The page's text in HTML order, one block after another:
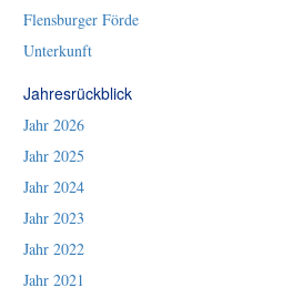
Flensburger Förde
Unterkunft
Jahresrückblick
Jahr 2026
Jahr 2025
Jahr 2024
Jahr 2023
Jahr 2022
Jahr 2021